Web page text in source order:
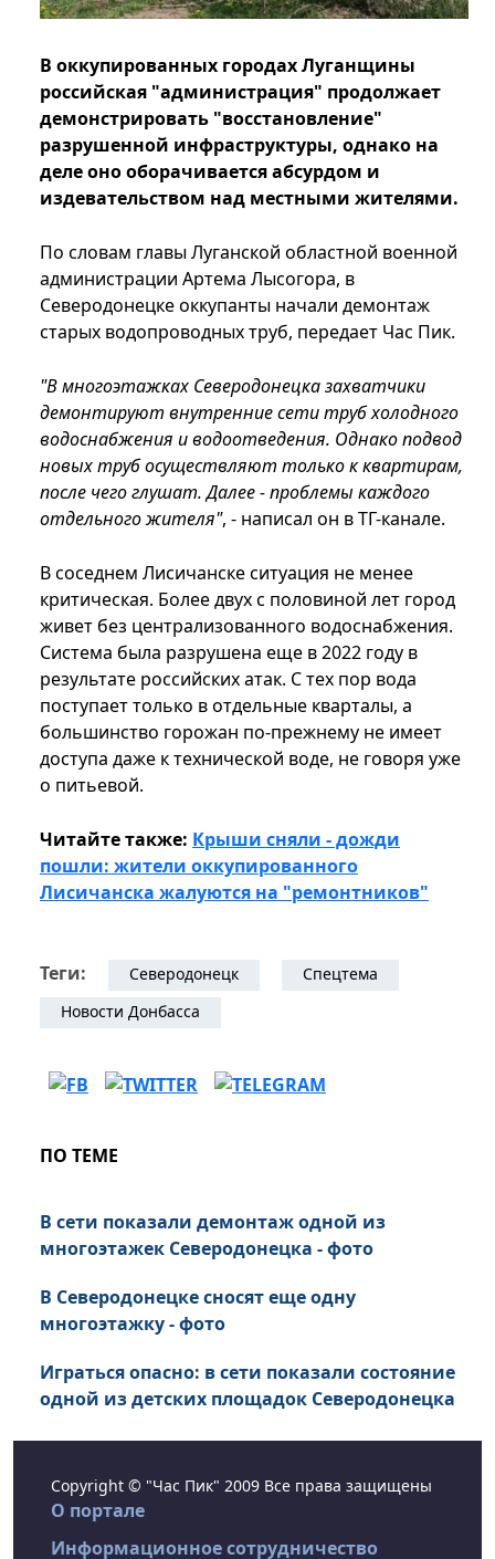
В оккупированных городах Луганщины
российская "администрация" продолжает
демонстрировать "восстановление"
разрушенной инфраструктуры, однако на
деле оно оборачивается абсурдом и
издевательством над местными жителями.
По словам главы Луганской областной военной
администрации Артема Лысогора, в
Северодонецке оккупанты начали демонтаж
старых водопроводных труб, передает Час Пик.
"В многоэтажках Северодонецка захватчики
демонтируют внутренние сети труб холодного
водоснабжения и водоотведения. Однако подвод
новых труб осуществляют только к квартирам,
после чего глушат. Далее - проблемы каждого
отдельного жителя", - написал он в ТГ-канале.
В соседнем Лисичанске ситуация не менее
критическая. Более двух с половиной лет город
живет без централизованного водоснабжения.
Система была разрушена еще в 2022 году в
результате российских атак. С тех пор вода
поступает только в отдельные кварталы, а
большинство горожан по-прежнему не имеет
доступа даже к технической воде, не говоря уже
о питьевой.
Читайте также: Крыши сняли - дожди
пошли: жители оккупированного
Лисичанска жалуются на "ремонтников"
Теги: Северодонецк
Спецтема
Новости Донбасса
ПО ТЕМЕ
В сети показали демонтаж одной из
многоэтажек Северодонецка - фото
В Северодонецке сносят еще одну
многоэтажку - фото
Играться опасно: в сети показали состояние
одной из детских площадок Северодонецка
Copyright © "Час Пик" 2009 Все права защищены
О портале
Информационное сотрудничество